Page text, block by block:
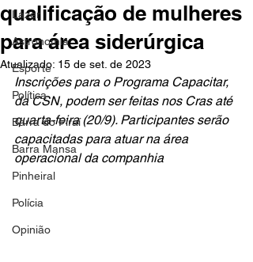
Lazer
Astronomia
Esporte
Política
Barra do Piraí
Barra Mansa
Pinheiral
Polícia
Opinião
qualificação de mulheres
para área siderúrgica
Atualizado: 15 de set. de 2023
Inscrições para o Programa Capacitar,
da CSN, podem ser feitas nos Cras até
quarta-feira (20/9). Participantes serão
capacitadas para atuar na área
operacional da companhia